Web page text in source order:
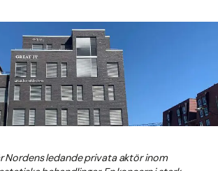
Nordens ledande privata aktör inom